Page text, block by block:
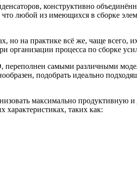
конструктивно
любой из имеющихся в сборке
на практике всё же, чаще всего,
организации процесса по сборке
самыми различными
подобрать идеально
максимально продуктивную
таких как: